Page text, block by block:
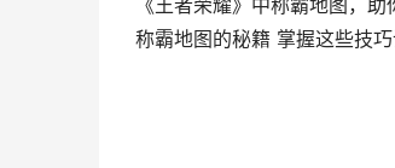
《王者荣耀》中称霸地图，
称霸地图的秘籍 掌握这些技